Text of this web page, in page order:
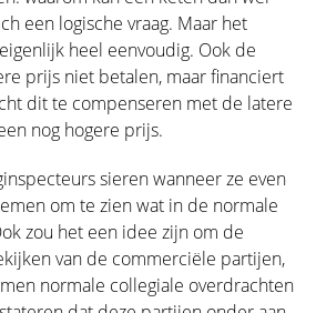
een logische vraag. Maar het
heel eenvoudig. Ook de
prijs niet betalen, maar financiert
dit te compenseren met de latere
nog hogere prijs.
sieren wanneer ze even
om te zien wat in de normale
zou het een idee zijn om de
van de commerciële partijen,
normale collegiale overdrachten